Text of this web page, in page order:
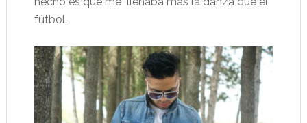
fútbol.